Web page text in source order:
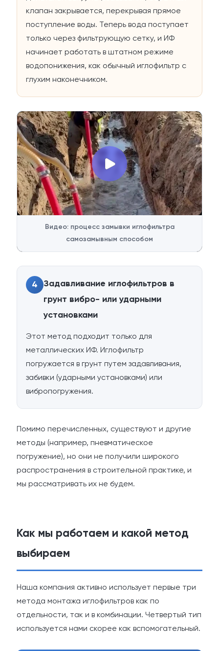
клапан закрывается, перекрывая прямое
поступление воды. Теперь вода поступает
только через фильтрующую сетку, и ИФ
начинает работать в штатном режиме
водопонижения, как обычный иглофильтр с
глухим наконечником.
Видео: процесс замывки иглофильтра
самозамывным способом
4
Задавливание иглофильтров в
грунт вибро- или ударными
установками
Этот метод подходит только для
металлических ИФ. Иглофильтр
погружается в грунт путем задавливания,
забивки (ударными установками) или
вибропогружения.
Помимо перечисленных, существуют и другие
методы (например, пневматическое
погружение), но они не получили широкого
распространения в строительной практике, и
мы рассматривать их не будем.
Как мы работаем и какой метод
выбираем
Наша компания активно использует первые три
метода монтажа иглофильтров как по
отдельности, так и в комбинации. Четвертый тип
используется нами скорее как вспомогательный.